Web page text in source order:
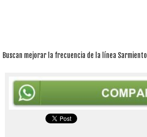
Buscan mejorar la frecuencia de la línea Sarmiento